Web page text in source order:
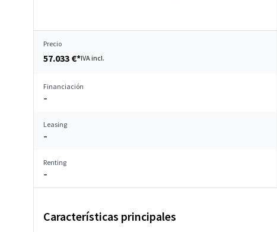
Precio
57.033 €*IVA incl.
Financiación
–
Leasing
–
Renting
–
Características principales